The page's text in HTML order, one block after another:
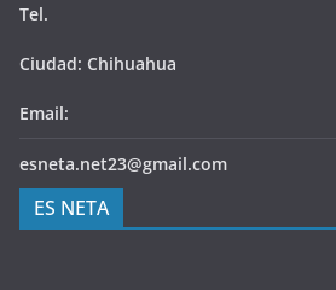
Tel.
Ciudad: Chihuahua
Email:
esneta.net23@gmail.com
ES NETA